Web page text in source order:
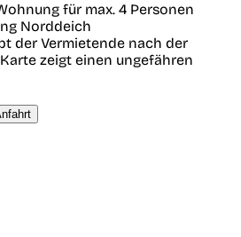
für max. 4 Personen
Norddeich
der Vermietende nach der
zeigt einen ungefähren